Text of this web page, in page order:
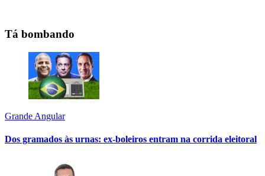
Tá bombando
Grande Angular
Dos gramados às urnas: ex-boleiros entram na corrida eleitoral